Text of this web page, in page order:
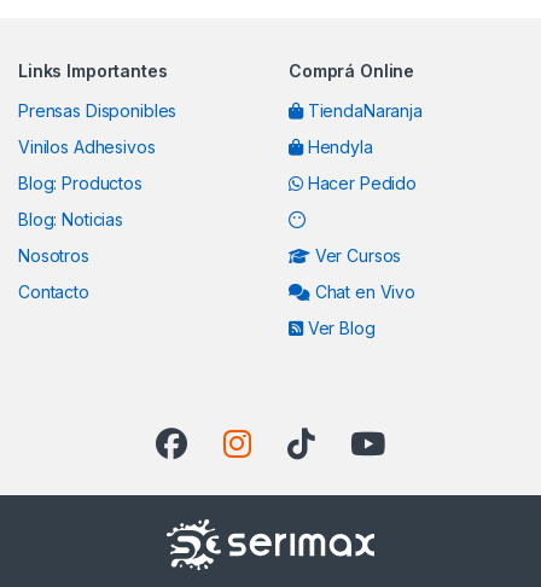
Links Importantes
Prensas Disponibles
Vinilos Adhesivos
Blog: Productos
Blog: Noticias
Nosotros
Contacto
Comprá Online
TiendaNaranja
Hendyla
Hacer Pedido
Ver Cursos
Chat en Vivo
Ver Blog